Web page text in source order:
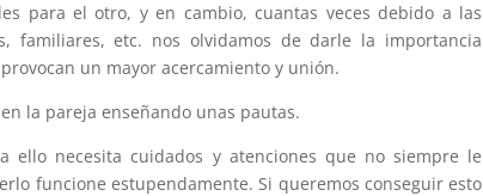
para el otro, y en cambio, cuantas veces debido a las
familiares, etc. nos olvidamos de darle la importancia
un mayor acercamiento y unión.
la pareja enseñando unas pautas.
necesita cuidados y atenciones que no siempre le
funcione estupendamente. Si queremos conseguir esto